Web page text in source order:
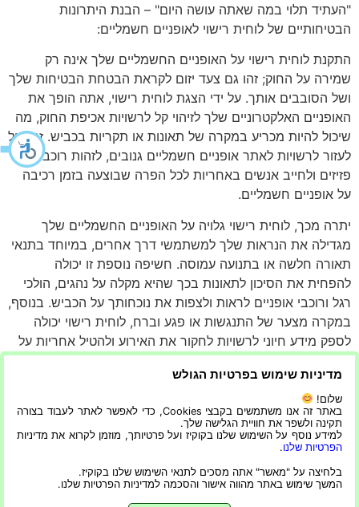
"העתיד תלוי במה שאתה עושה היום" – הבנת היתרונות
הבטיחותיים של לוחית רישוי לאופניים חשמליים:
התקנת לוחית רישוי על האופניים החשמליים שלך אינה רק
שמירה על החוק; זהו גם צעד יזום לקראת הבטחת הבטיחות שלך
ושל הסובבים אותך. על ידי הצגת לוחית רישוי, אתה הופך את
האופניים האלקטרוניים שלך לזיהוי קל לרשויות אכיפת החוק, מה
שיכול להיות מכריע במקרה של תאונות או תקריות בכביש. זה יכול
לעזור לרשויות לאתר אופניים חשמליים גנובים, לזהות רוכבים
פזיזים ולחייב אנשים באחריות לכל הפרה שבוצעה בזמן רכיבה
על אופניים חשמליים.
יתרה מכך, לוחית רישוי גלויה על האופניים החשמליים שלך
מגדילה את הנראות שלך למשתמשי דרך אחרים, במיוחד בתנאי
תאורה חלשה או בתנועה עמוסה. חשיפה נוספת זו יכולה
להפחית את הסיכון לתאונות בכך שהיא מקלה על נהגים, הולכי
רגל ורוכבי אופניים לראות ולצפות את נוכחותך על הכביש. בנוסף,
במקרה מצער של התנגשות או פגע וברח, לוחית רישוי יכולה
לספק מידע חיוני לרשויות לחקור את האירוע ולהטיל אחריות על
גורמים אחראיים.
התקנתלוחית רישוי לאופניים חשמליים
שאתה ציות לחוק, אלא היא גם מספקת רמה נוספת של
בטיחות וזיהוי. מדריך מקיף זה נועד לעזור לך להבין את
התהליך, את המשמעות והיתרונות הנלווים אליו. אז, אל
תחכו, קבל רישיון לאופניים חשמליים עוד היום ורכב בראש
שקט.
מדיניות שימוש בפרטיות הגולש
שלום!
באתר זה אנו משתמשים בקבצי Cookies, כדי לאפשר לאתר לעבוד בצורה
תקינה ולשפר את חוויית הגלישה שלך.
למידע נוסף על השימוש שלנו בקוקיז ועל פרטיותך, מוזמן לקרוא את מדיניות
הפרטיות שלנו.
בלחיצה על "מאשר" אתה מסכים לתנאי השימוש שלנו בקוקיז.
המשך שימוש באתר מהווה אישור והסכמה למדיניות הפרטיות שלנו.